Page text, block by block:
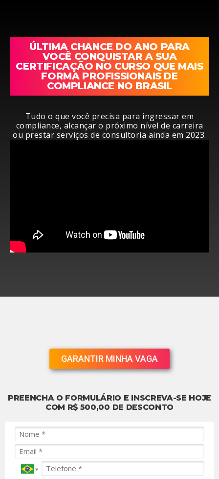
ÚLTIMA CHANCE DO ANO PARA
VOCÊ CONQUISTAR A SUA
CERTIFICAÇÃO NO CURSO QUE MAIS
FORMA PROFISSIONAIS DE
COMPLIANCE NO BRASIL
Tudo o que você precisa para ingressar em
compliance, alcançar o próximo nível de carreira
ou prestar serviços de consultoria ainda em 2023.
GARANTIR MINHA VAGA
PREENCHA O FORMULÁRIO E INSCREVA-SE HOJE
COM R$ 500,00 DE DESCONTO